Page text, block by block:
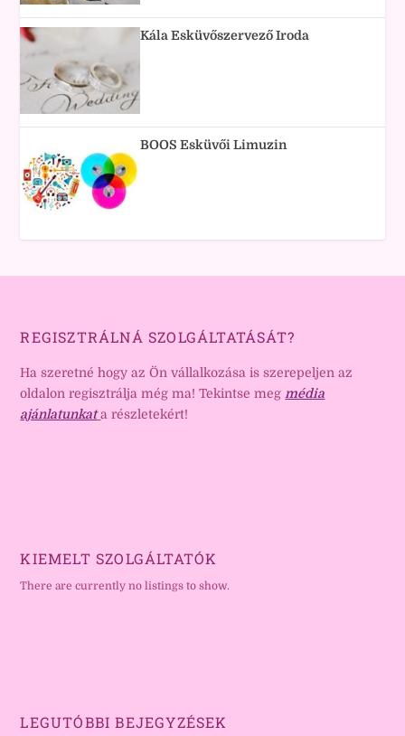
Kála Esküvőszervező Iroda
BOOS Esküvői Limuzin
REGISZTRÁLNÁ SZOLGÁLTATÁSÁT?
Ha szeretné hogy az Ön vállalkozása is szerepeljen az
oldalon regisztrálja még ma! Tekintse meg média
ajánlatunkat a részletekért!
KIEMELT SZOLGÁLTATÓK
There are currently no listings to show.
LEGUTÓBBI BEJEGYZÉSEK